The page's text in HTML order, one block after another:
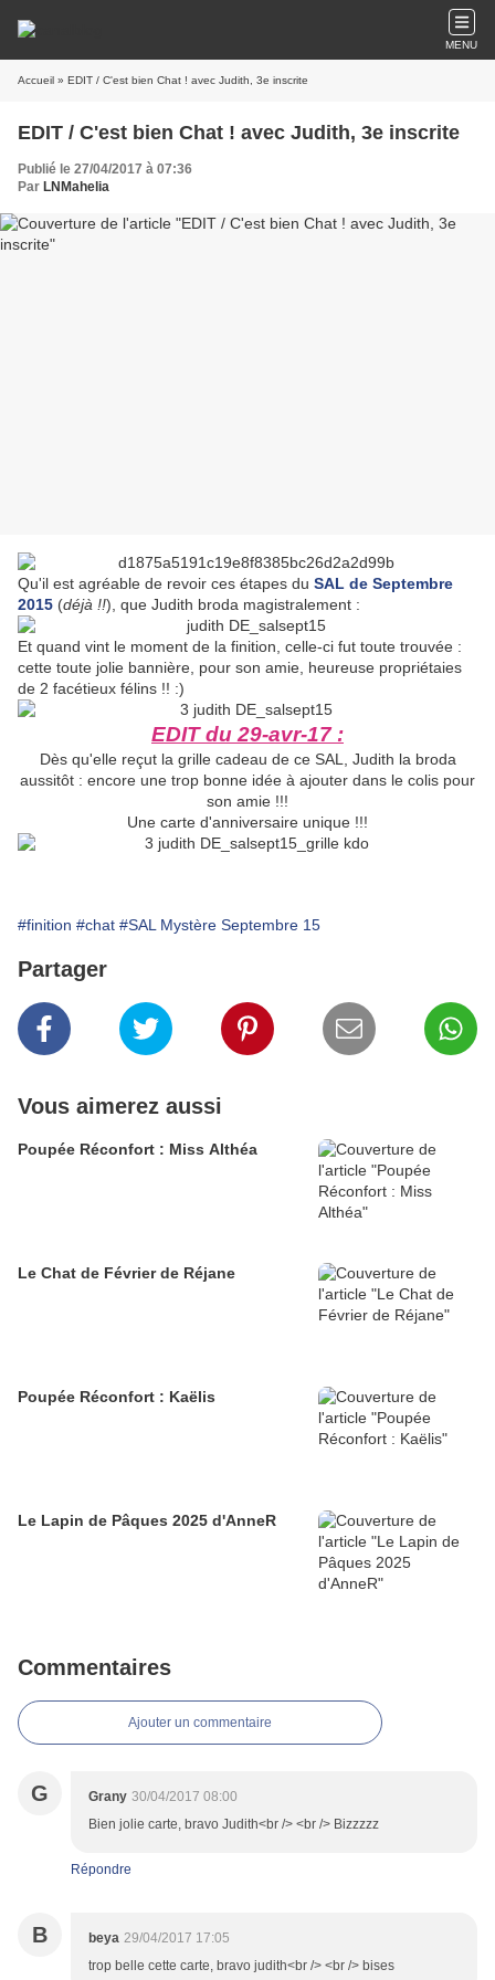
MENU
Accueil » EDIT / C'est bien Chat ! avec Judith, 3e inscrite
EDIT / C'est bien Chat ! avec Judith, 3e inscrite
Publié le 27/04/2017 à 07:36
Par LNMahelia
Qu'il est agréable de revoir ces étapes du SAL de Septembre
2015 (déjà !!), que Judith broda magistralement :
Et quand vint le moment de la finition, celle-ci fut toute trouvée :
cette toute jolie bannière, pour son amie, heureuse propriétaies
de 2 facétieux félins !! :)
EDIT du 29-avr-17 :
Dès qu'elle reçut la grille cadeau de ce SAL, Judith la broda
aussitôt : encore une trop bonne idée à ajouter dans le colis pour
son amie !!!
Une carte d'anniversaire unique !!!
#finition #chat #SAL Mystère Septembre 15
Partager
Vous aimerez aussi
Poupée Réconfort : Miss Althéa
Le Chat de Février de Réjane
Poupée Réconfort : Kaëlis
Le Lapin de Pâques 2025 d'AnneR
Commentaires
Ajouter un commentaire
G Grany 30/04/2017 08:00
Bien jolie carte, bravo Judith<br /> <br /> Bizzzzz
Répondre
B beya 29/04/2017 17:05
trop belle cette carte, bravo judith<br /> <br /> bises